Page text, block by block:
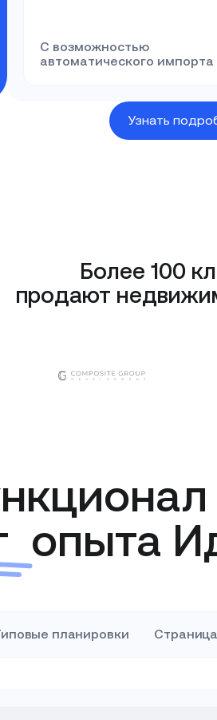
С возможностью
автоматического импорта
Узнать
Более 100
продают
опыта
планировки